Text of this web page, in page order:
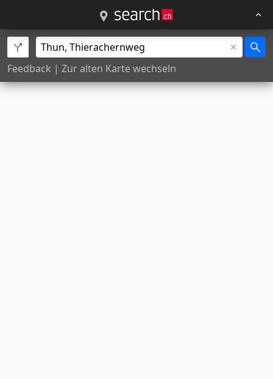
Feedback | Zur alten Karte wechseln